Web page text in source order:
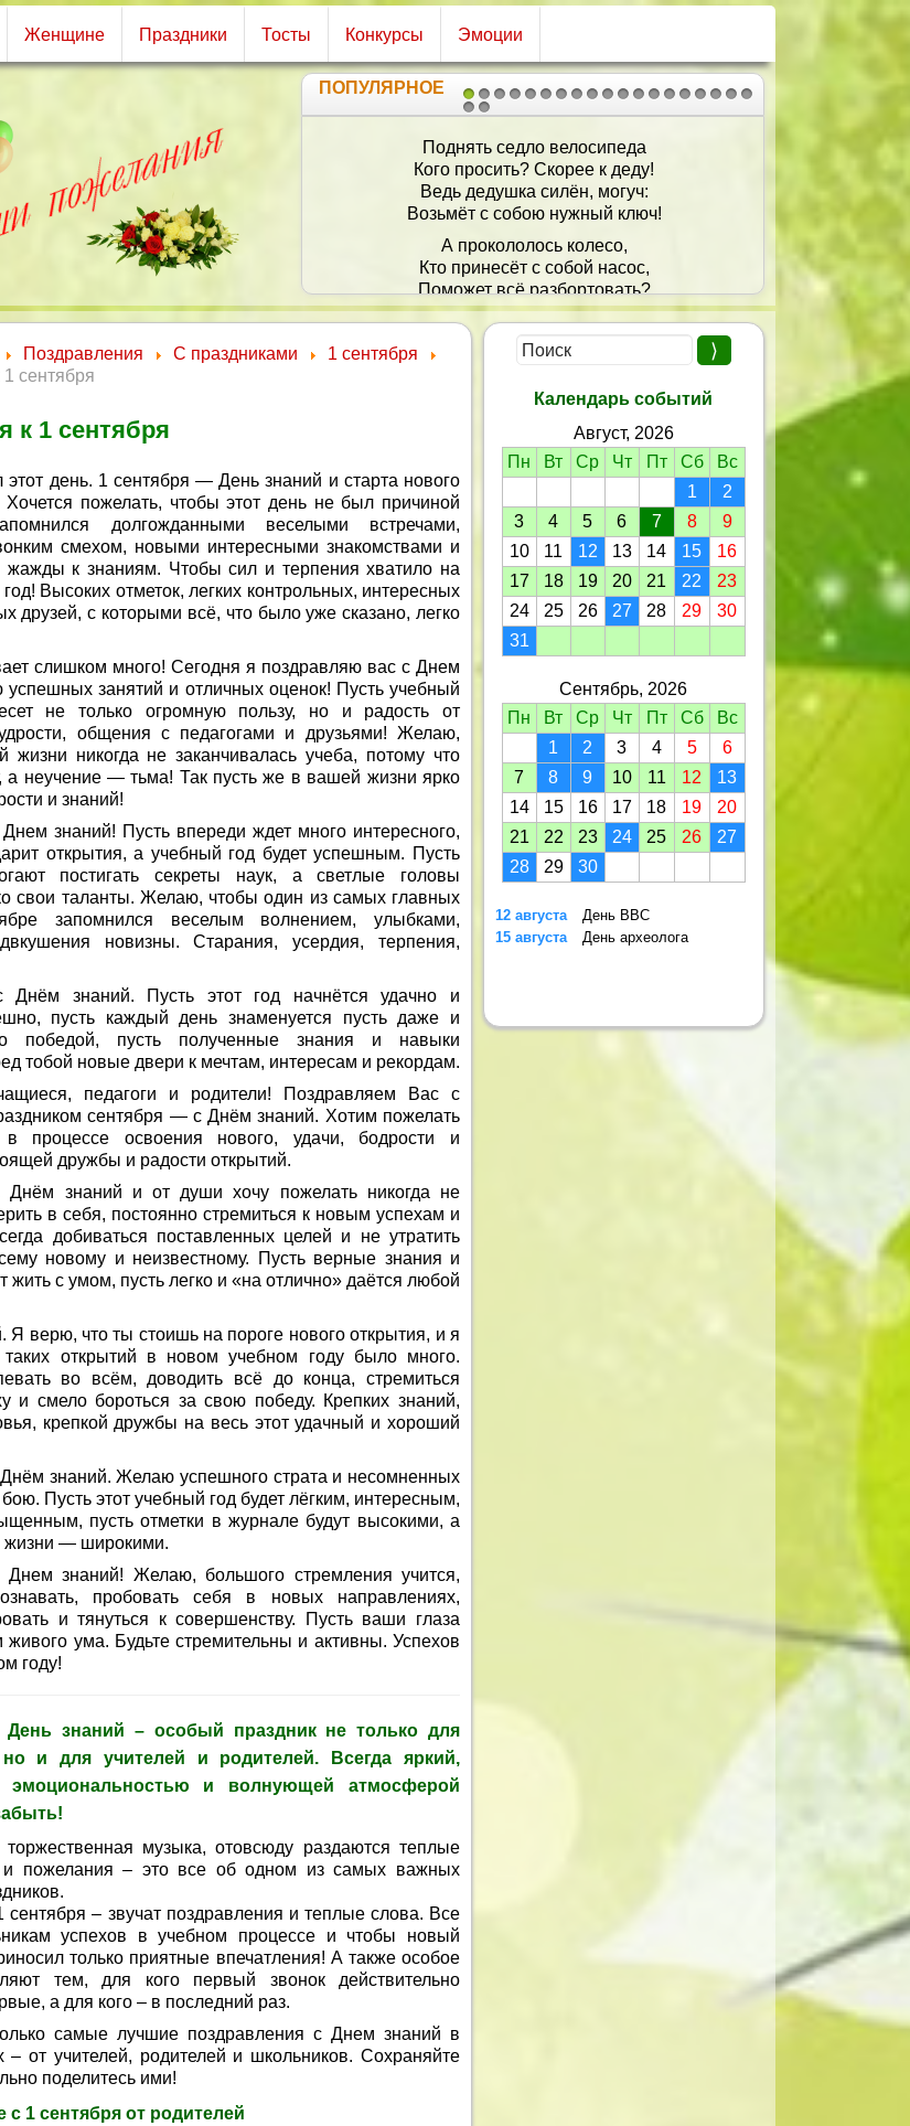
Женщине Праздники Тосты Конкурсы Эмоции
1 2
2021
ПОПУЛЯРНОЕ
Пусть летят, бегут года
И жизнь чтоб радости дарила,
В душе чтоб молодость жила,
Не важно сколько лет пробило.
Поздравления С праздниками
1 сентября
сентября
к 1 сентября
этот день. 1 сентября — День знаний и старта нового
Хочется пожелать, чтобы этот день не был причиной
долгожданными веселыми встречами,
смехом, новыми интересными знакомствами и
жажды к знаниям. Чтобы сил и терпения хватило на
Высоких отметок, легких контрольных, интересных
друзей, с которыми всё, что было уже сказано, легко
слишком много! Сегодня я поздравляю вас с Днем
занятий и отличных оценок! Пусть учебный
не только огромную пользу, но и радость от
общения с педагогами и друзьями! Желаю,
жизни никогда не заканчивалась учеба, потому что
а неучение — тьма! Так пусть же в вашей жизни ярко
и знаний!
знаний! Пусть впереди ждет много интересного,
открытия, а учебный год будет успешным. Пусть
постигать секреты наук, а светлые головы
свои таланты. Желаю, чтобы один из самых главных
запомнился веселым волнением, улыбками,
новизны. Старания, усердия, терпения,
Днём знаний. Пусть этот год начнётся удачно и
пусть каждый день знаменуется пусть даже и
победой, пусть полученные знания и навыки
тобой новые двери к мечтам, интересам и рекордам.
педагоги и родители! Поздравляем Вас с
сентября — с Днём знаний. Хотим пожелать
процессе освоения нового, удачи, бодрости и
дружбы и радости открытий.
Днём знаний и от души хочу пожелать никогда не
в себя, постоянно стремиться к новым успехам и
добиваться поставленных целей и не утратить
новому и неизвестному. Пусть верные знания и
жить с умом, пусть легко и «на отлично» даётся любой
верю, что ты стоишь на пороге нового открытия, и я
открытий в новом учебном году было много.
во всём, доводить всё до конца, стремиться
и смело бороться за свою победу. Крепких знаний,
крепкой дружбы на весь этот удачный и хороший
знаний. Желаю успешного страта и несомненных
Пусть этот учебный год будет лёгким, интересным,
пусть отметки в журнале будут высокими, а
жизни — широкими.
Днем знаний! Желаю, большого стремления учится,
пробовать себя в новых направлениях,
и тянуться к совершенству. Пусть ваши глаза
живого ума. Будьте стремительны и активны. Успехов
году!
День знаний – особый праздник не только для
и для учителей и родителей. Всегда яркий,
и волнующей атмосферой
торжественная музыка, отовсюду раздаются теплые
и пожелания – это все об одном из самых важных
сентября – звучат поздравления и теплые слова. Все
успехов в учебном процессе и чтобы новый
только приятные впечатления! А также особое
тем, для кого первый звонок действительно
а для кого – в последний раз.
самые лучшие поздравления с Днем знаний в
– от учителей, родителей и школьников. Сохраняйте
поделитесь ими!
с 1 сентября от родителей
Календарь событий
Август, 2026
Пн
Вт Ср Чт Пт Сб
Вс
1
2
3
4 5 6 7 8
9
10
11 12 13 14 15
16
17
18 19 20 21 22
23
24
25 26 27 28 29
30
31
Сентябрь, 2026
Пн
Вт Ср Чт Пт Сб
Вс
1
2 3 4 5
6
7
8 9 10 11 12
13
14
15 16 17 18 19
20
21
22 23 24 25 26
27
28
29 30
12 августа
День ВВС
15 августа
День археолога